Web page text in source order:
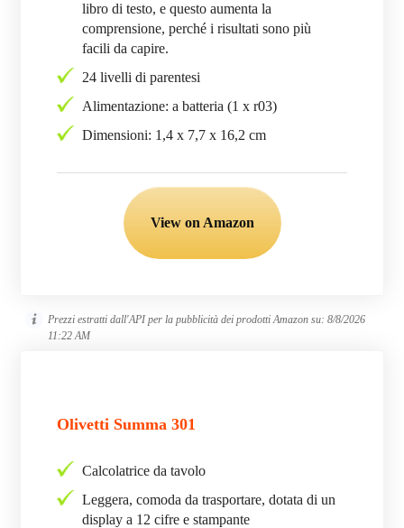
libro di testo, e questo aumenta la
comprensione, perché i risultati sono più
facili da capire.
24 livelli di parentesi
Alimentazione: a batteria (1 x r03)
Dimensioni: 1,4 x 7,7 x 16,2 cm
View on Amazon
Prezzi estratti dall'API per la pubblicità dei prodotti Amazon su:8/8/2026
11:22 AM
Olivetti Summa 301
Calcolatrice da tavolo
Leggera, comoda da trasportare, dotata di un
display a 12 cifre e stampante